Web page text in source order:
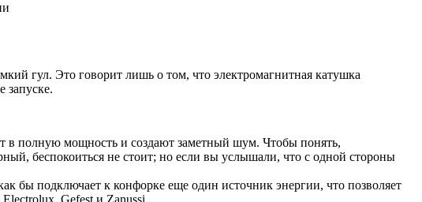
гул. Это говорит лишь о том, что электромагнитная катушка
запуске.
в полную мощность и создают заметный шум. Чтобы понять,
беспокоиться не стоит; но если вы услышали, что с одной стороны
подключает к конфорке еще один источник энергии, что позволяет